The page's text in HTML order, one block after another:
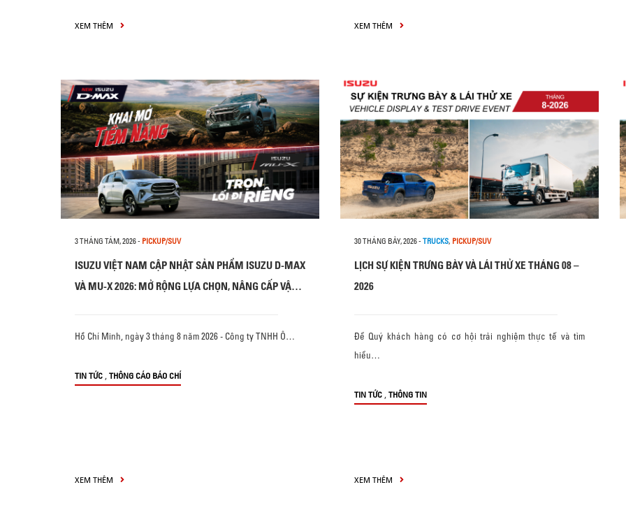
XEM THÊM XEM THÊM
3 THÁNG TÁM, 2026- PICKUP/SUV
ISUZU VIỆT NAM CẬP NHẬT SẢN PHẨM ISUZU D-MAX
VÀ MU-X 2026: MỞ RỘNG LỰA CHỌN, NÂNG CẤP VẬN
Hồ Chí Minh, ngày 3 tháng 8 năm 2026 - Công ty TNHH Ô…
TIN TỨC , THÔNG CÁO BÁO CHÍ
XEM THÊM
30 THÁNG BẢY, 2026- TRUCKS, PICKUP/SUV
LỊCH SỰ KIỆN TRƯNG BÀY VÀ LÁI THỬ XE THÁNG 08 –
2026
Để Quý khách hàng có cơ hội trải nghiệm thực tế và tìm
hiểu…
TIN TỨC , THÔNG TIN
XEM THÊM